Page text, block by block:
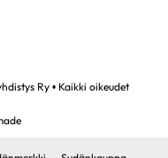
Ry • Kaikki oikeudet